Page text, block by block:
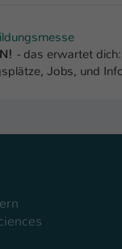
- das erwartet dich:
Jobs, und